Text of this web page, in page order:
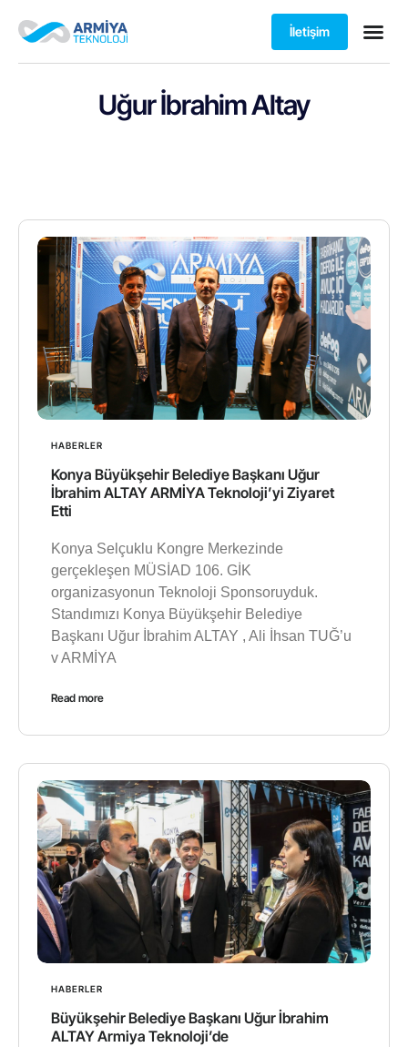
İletişim
Uğur İbrahim Altay
HABERLER
Konya Büyükşehir Belediye Başkanı Uğur
İbrahim ALTAY ARMİYA Teknoloji’yi Ziyaret
Etti
Konya Selçuklu Kongre Merkezinde
gerçekleşen MÜSİAD 106. GİK
organizasyonun Teknoloji Sponsoruyduk.
Standımızı Konya Büyükşehir Belediye
Başkanı Uğur İbrahim ALTAY , Ali İhsan TUĞ’u
v ARMİYA
Read more
HABERLER
Büyükşehir Belediye Başkanı Uğur İbrahim
ALTAY Armiya Teknoloji’de